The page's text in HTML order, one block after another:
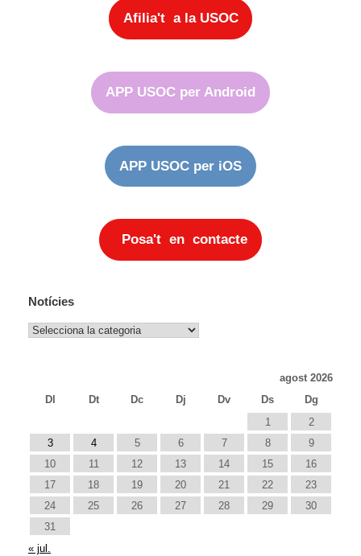
Afilia't a la USOC
APP USOC per Android
APP USOC per iOS
Posa't en contacte
Notícies
Notícies
agost 2026
Dl
Dt Dc Dj Dv Ds
Dg
1
2
3
4 5 6 7 8
9
10
11 12 13 14 15
16
17
18 19 20 21 22
23
24
25 26 27 28 29
30
31
« jul.